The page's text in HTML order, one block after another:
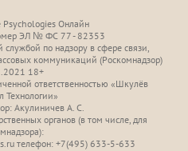
Psychologies Онлайн
ЭЛ № ФС 77 - 82353
по надзору в сфере связи,
коммуникаций (Роскомнадзор)
18+
ответственностью «Шкулёв
Технологии»
Акулиничев А. С.
органов (в том числе, для
телефон: +7(495) 633-5-633